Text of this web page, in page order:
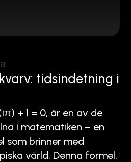
tidsindetning i
+ 1 = 0, är en av de
i matematiken – en
som brinner med
värld. Denna formel,